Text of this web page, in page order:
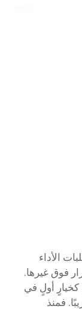
الأداء
فوق غيرها.
أولٍ في
فمنذ